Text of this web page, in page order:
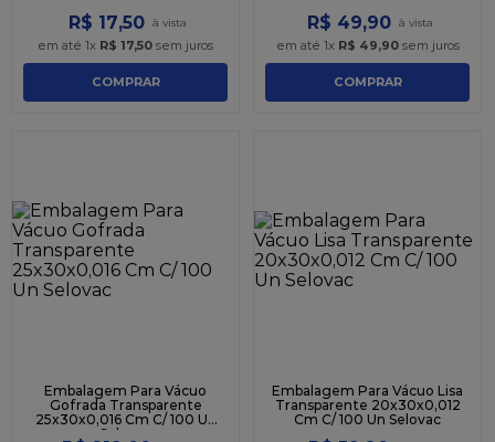
R$ 17,50
em até 1x R$ 17,50 sem juros
COMPRAR
R$ 49,90
em até 1x R$ 49,90sem juros
COMPRAR
Embalagem Para Vácuo
Gofrada Transparente
25x30x0,016 Cm C/ 100 Un
Selovac
Embalagem Para Vácuo Lisa
Transparente 20x30x0,012
Cm C/ 100 Un Selovac